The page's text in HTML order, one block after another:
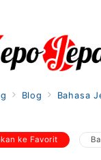
Blog Bahasa
ke Favorit